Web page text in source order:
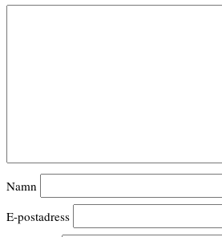
Namn
E-postadress